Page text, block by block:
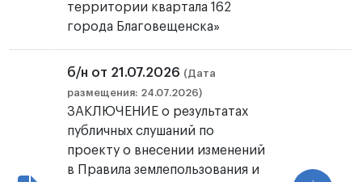
территории квартала 162
города Благовещенска»
б/н от 21.07.2026 (Дата
размещения: 24.07.2026)
ЗАКЛЮЧЕНИЕ о результатах
публичных слушаний по
проекту о внесении изменений
в Правила землепользования и